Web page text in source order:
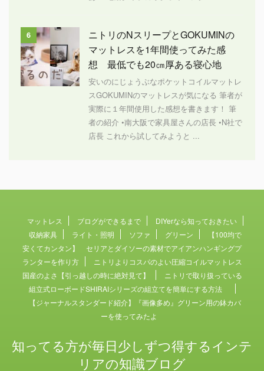
6
ニトリのNスリープとGOKUMINの
マットレスを1年間使ってみた感
想 最低でも20㎝厚ある寝心地
安いのにじょうぶなポケットコイルマットレ
スGOKUMINのマットレスが気になる 筆者が
実際に１年間使用した感想を書きます！ 筆
者の紹介 •南大阪で家具屋さんの店長 •N社で
店長 これから試してみようと ...
マットレス ブログができるまで
DIYerなら知っておきたい
収納家具
ライト・照明 ソファ グリーン
【100均で
安くてカンタン】 セリアとダイソーの素材でアイアンハンギングプ
ランターを作り方
ニトリよりコスパのよい圧縮コイルマットレス
国産のよさ【引っ越しの時に絶対見て】
ニトリで取り扱っている
組立式ローボードSHIRAIシリーズの組立てを簡単にする方法
【ジャーナルスタンダード紹介】『画像多め』グリーン用の鉢カバ
ーを使ってみたよ
知ってる方が毎日少しずつ得するインテ
リアの知識ブログ